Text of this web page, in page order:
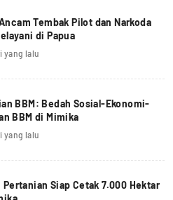
Tembak Pilot dan Narkoda
di Papua
yang lalu
BBM: Bedah Sosial-Ekonomi-
BBM di Mimika
yang lalu
Siap Cetak 7.000 Hektar